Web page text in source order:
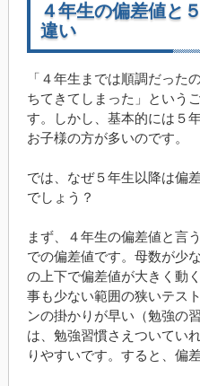
４年生の偏差値と
違い
「４年生までは順調だった
ちてきてしまった」という
す。しかし、基本的には５
お子様の方が多いのです。
では、なぜ５年生以降は偏
でしょう？
まず、４年生の偏差値と言
での偏差値です。母数が少
の上下で偏差値が大きく動
事も少ない範囲の狭いテス
ンの掛かりが早い（勉強の
は、勉強習慣さえついてい
りやすいです。すると、偏